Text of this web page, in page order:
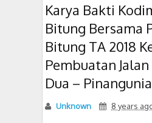
Karya Bakti
Bitung Bersama
Bitung TA 2018
Pembuatan
Dua –
Unknown 8 years